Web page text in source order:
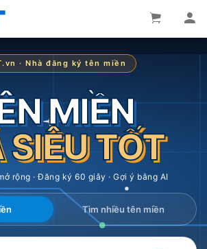
· Nhà đăng ký tên miền
MIỀN
TỐT
rộng · Đăng ký 60 giây · Gợi ý bằng AI
Tìm nhiều tên miền